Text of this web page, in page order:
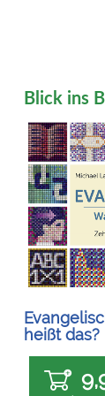
Blick ins
heißt das?